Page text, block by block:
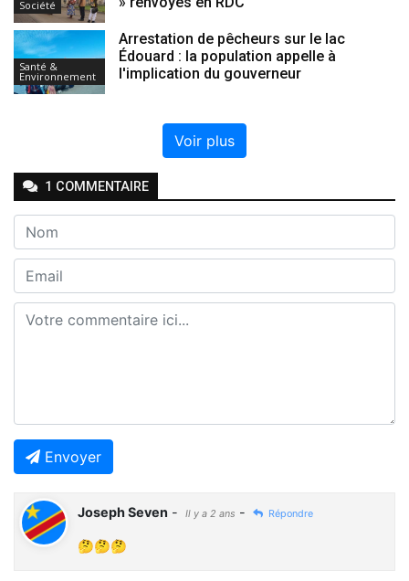
Société
Santé &
Environnement
Arrestation de pêcheurs sur le lac
Édouard : la population appelle à
l'implication du gouverneur
Voir plus
1 COMMENTAIRE
Envoyer
Joseph Seven - Il y a 2 ans - Répondre
🤔🤔🤔